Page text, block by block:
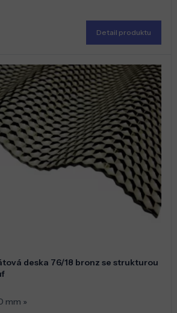
Detail produktu
deska 76/18 bronz se strukturou
mm »